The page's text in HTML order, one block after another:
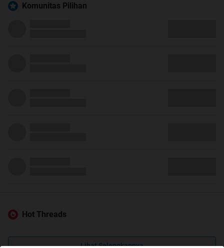
Komunitas Pilihan
Hot Threads
Lihat Selengkapnya